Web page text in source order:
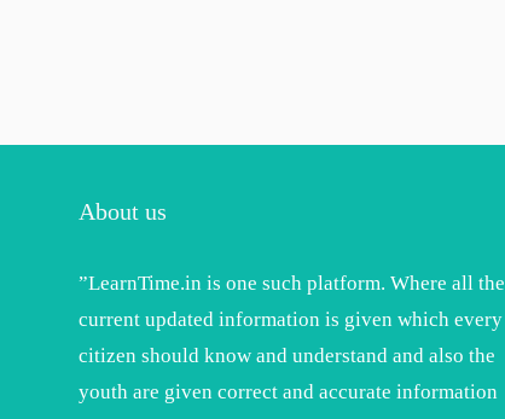
About us
”LearnTime.in is one such platform. Where all the
current updated information is given which every
citizen should know and understand and also the
youth are given correct and accurate information